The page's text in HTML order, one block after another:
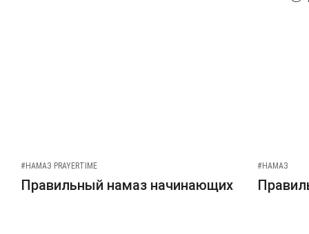
#НАМАЗ PRAYERTIME
Правильный намаз начинающих
#НАМАЗ